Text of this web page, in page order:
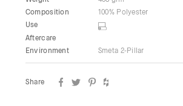
Composition
100% Polyester
Use
Aftercare
Environment
Smeta 2-Pillar
Share